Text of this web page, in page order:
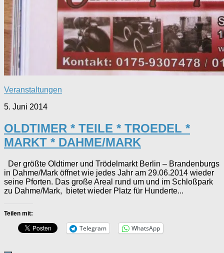
Veranstaltungen
5. Juni 2014
OLDTIMER * TEILE * TROEDEL *
MARKT * DAHME/MARK
Der größte Oldtimer und Trödelmarkt Berlin – Brandenburgs
in Dahme/Mark öffnet wie jedes Jahr am 29.06.2014 wieder
seine Pforten. Das große Areal rund um und im Schloßpark
zu Dahme/Mark, bietet wieder Platz für Hunderte...
Teilen mit:
Telegram WhatsApp